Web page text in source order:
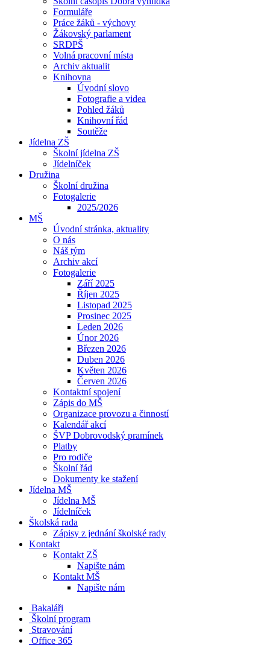
Formuláře
Práce žáků - výchovy
Žákovský parlament
SRDPŠ
Volná pracovní místa
Archiv aktualit
Knihovna
Úvodní slovo
Fotografie a videa
Pohled žáků
Knihovní řád
Soutěže
Jídelna ZŠ
Školní jídelna ZŠ
Jídelníček
Družina
Školní družina
Fotogalerie
2025/2026
MŠ
Úvodní stránka, aktuality
O nás
Náš tým
Archiv akcí
Fotogalerie
Září 2025
Říjen 2025
Listopad 2025
Prosinec 2025
Leden 2026
Únor 2026
Březen 2026
Duben 2026
Květen 2026
Červen 2026
Kontaktní spojení
Zápis do MŠ
Organizace provozu a činností
Kalendář akcí
ŠVP Dobrovodský pramínek
Platby
Pro rodiče
Školní řád
Dokumenty ke stažení
Jídelna MŠ
Jídelna MŠ
Jídelníček
Školská rada
Zápisy z jednání školské rady
Kontakt
Kontakt ZŠ
Napište nám
Kontakt MŠ
Napište nám
Bakaláři
Školní program
Stravování
Office 365